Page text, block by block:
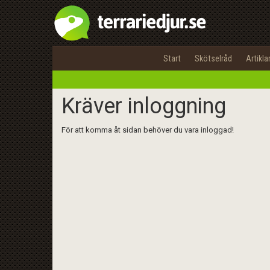
Start Skötselråd Artiklar
Kräver inloggning
För att komma åt sidan behöver du vara inloggad!